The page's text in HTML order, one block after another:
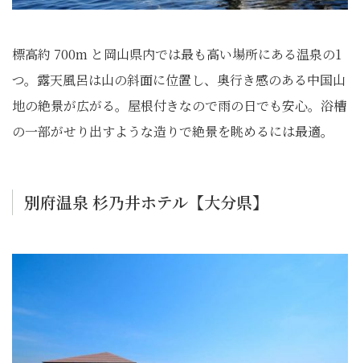
標高約 700m と岡山県内では最も高い場所にある温泉の1
つ。露天風呂は山の斜面に位置し、奥行き感のある中国山
地の絶景が広がる。屋根付きなので雨の日でも安心。浴槽
の一部がせり出すような造りで絶景を眺めるには最適。
別府温泉 杉乃井ホテル【大分県】